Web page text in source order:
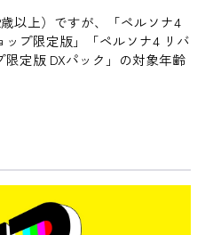
以上）ですが、「ペルソナ4
プ限定版」「ペルソナ4 リバ
定版 DXパック」の対象年齢